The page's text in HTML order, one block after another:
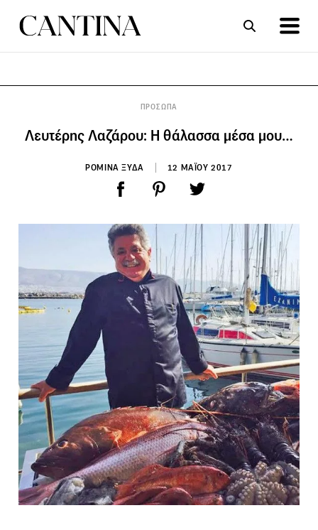
ΠΡΟΣΩΠΑ
Λευτέρης Λαζάρου: Η θάλασσα μέσα μου…
ΡΟΜΙΝΑ ΞΥΔΑ 12 ΜΑΪΟΥ 2017